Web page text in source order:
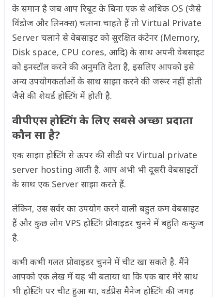
के समान है जब आप रिबूट के बिना एक से अधिक OS (जैसे
विंडोज और लिनक्स) चलाना चाहते हैं तो Virtual Private
Server चलाने से वेबसाइट को सुरक्षित कंटेनर (Memory,
Disk space, CPU cores, आदि) के साथ अपनी वेबसाइट
को इनस्टॉल करने की अनुमति देता है, इसलिए आपको इसे
अन्य उपयोगकर्ताओं के साथ साझा करने की जरूर नहीं होती
जैसे की शेयर्ड होस्टिंग में होती है.
वीपीएस होस्टिंग के लिए सबसे अच्छा प्रदाता
कौन सा है?
एक साझा होस्टिंग से ऊपर की सीढ़ी पर Virtual private
server hosting आती है. आप अभी भी दूसरी वेबसाइटों
के साथ एक Server साझा करते हैं.
लेकिन, उस सर्वर का उपयोग करने वाली बहुत कम वेबसाइट
हैं और कुछ लोग VPS होस्टिंग प्रोवाइडर चुनने में बहुति कन्फुज
है.
कभी कभी गलत प्रोवाइडर चुनने में चीट खा सकते है. मैंने
आपको एक लेख में यह भी बताया था कि एक बार मेरे साथ
भी होस्टिंग पर चीट हुआ था, वर्डप्रेस मैनेज होस्टिंग की जगह